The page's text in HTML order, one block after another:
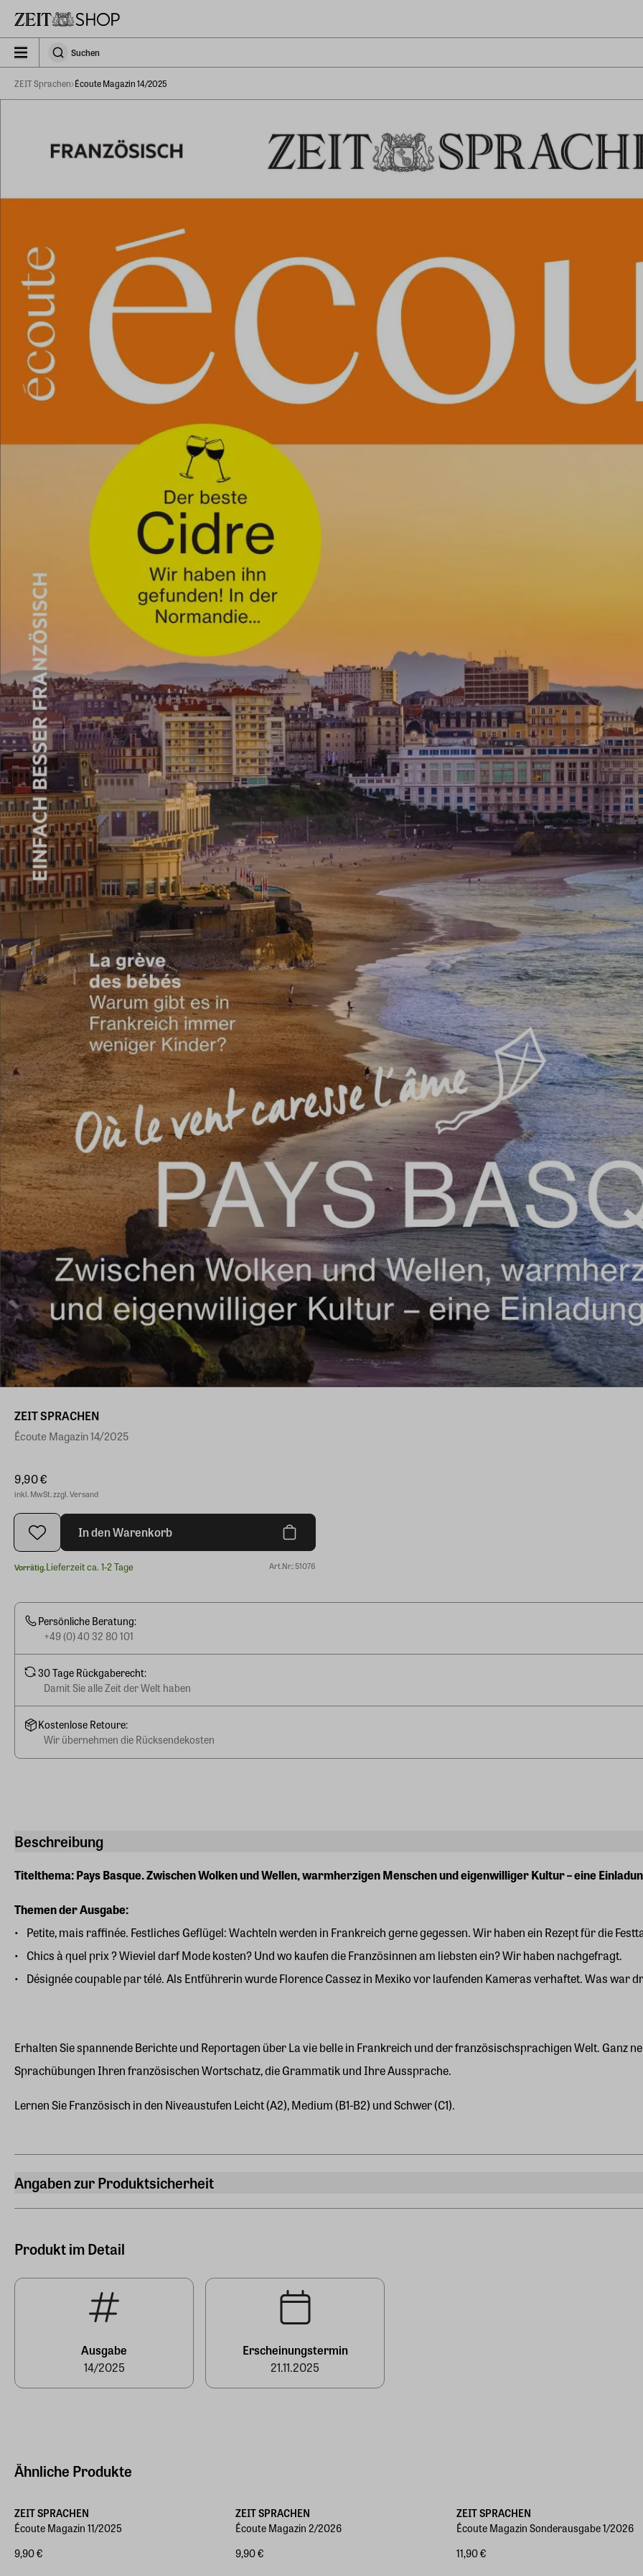
zeit_storefront.components.search.collapsed
SuchenSuchen
ZEIT Sprachen Écoute Magazin 14/2025
Beschreibung
Titelthema: Pays Basque. Zwischen Wolken und Wellen, warmherzigen Menschen und eigenwilliger Kultur – eine
Themen der Ausgabe:
Petite, mais raffinée. Festliches Geflügel: Wachteln werden in Frankreich gerne gegessen. Wir haben ein Rezept für die
Chics à quel prix ? Wieviel darf Mode kosten? Und wo kaufen die Französinnen am liebsten ein? Wir haben nachgefragt.
Désignée coupable par télé. Als Entführerin wurde Florence Cassez in Mexiko vor laufenden Kameras verhaftet. Was war
Erhalten Sie spannende Berichte und Reportagen über La vie belle in Frankreich und der französischsprachigen Welt. Ganz
Sprachübungen Ihren französischen Wortschatz, die Grammatik und Ihre Aussprache.
Lernen Sie Französisch in den Niveaustufen Leicht (A2), Medium (B1-B2) und Schwer (C1).
Angaben zur Produktsicherheit
Deutschland (EU)
E-Mail-Adresse
Produkt im Detail
Ausgabe
14/2025
Erscheinungstermin
21.11.2025
ZEIT SPRACHEN
Écoute Magazin 14/2025
9,90 €
inkl. MwSt. zzgl. Versand
In den Warenkorb
Vorrätig.Lieferzeit ca. 1-2 Tage Art.Nr.: 51076
Persönliche Beratung:
+49 (0) 40 32 80 101
30 Tage Rückgaberecht:
Damit Sie alle Zeit der Welt haben
Kostenlose Retoure:
Wir übernehmen die Rücksendekosten
Ähnliche Produkte
ZEIT SPRACHEN
Écoute Magazin 11/2025
9,90 €
ZEIT SPRACHEN
Écoute Magazin 2/2026
9,90 €
ZEIT SPRACHEN
Écoute Magazin Sonderausgabe 1/2026
11,90 €